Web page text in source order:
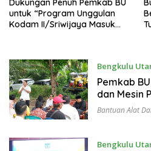
Dukungan Penuh Pemkab BU
untuk “Program Unggulan
Kodam II/Sriwijaya Masuk
Bengkulu
Pemkab
dan Mesin
Bantuan Alat
Bengkulu